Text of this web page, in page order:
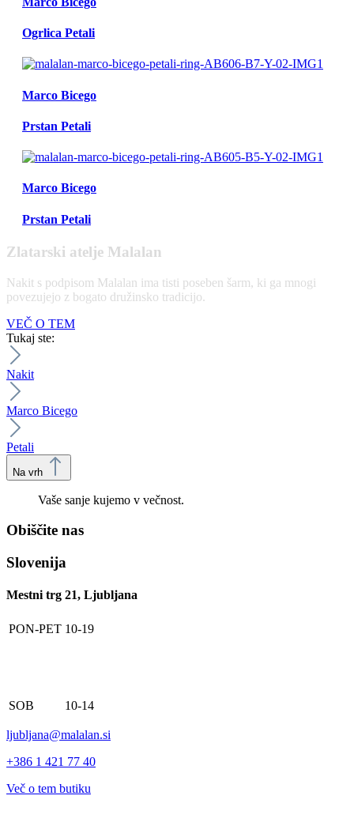
Ogrlica Petali
Marco Bicego
Prstan Petali
Marco Bicego
Prstan Petali
Zlatarski atelje Malalan
Nakit s podpisom Malalan ima tisti poseben šarm, ki ga mnogi
povezujejo z bogato družinsko tradicijo.
VEČ O TEM
Tukaj ste:
Nakit
Marco Bicego
Petali
Na vrh
Vaše sanje kujemo v večnost.
Obiščite nas
Slovenija
Mestni trg 21, Ljubljana
PON-PET 10-19
SOB 10-14
ljubljana@malalan.si
+386 1 421 77 40
Več o tem butiku